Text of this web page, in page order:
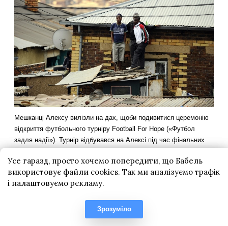
Усе гаразд, просто хочемо попередити, що Бабель
використовує файли cookies. Так ми аналізуємо трафік
і налаштовуємо рекламу.
Зрозуміло